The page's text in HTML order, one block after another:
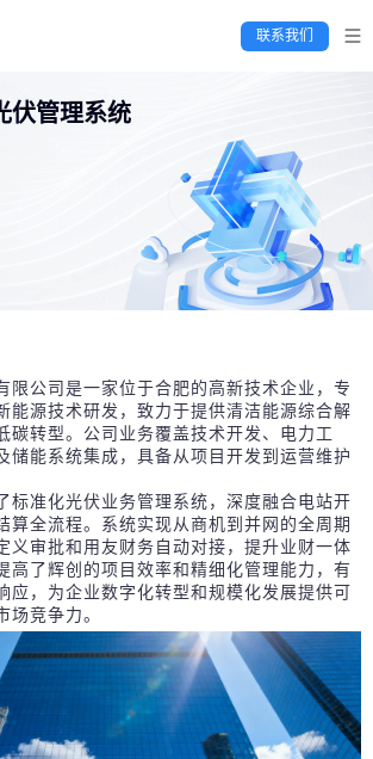
限公司是一家位于合肥的高新技术企业，专
能源技术研发，致力于提供清洁能源综合解
碳转型。公司业务覆盖技术开发、电力工
储能系统集成，具备从项目开发到运营维护
标准化光伏业务管理系统，深度融合电站开
算全流程。系统实现从商机到并网的全周期
义审批和用友财务自动对接，提升业财一体
高了辉创的项目效率和精细化管理能力，有
应，为企业数字化转型和规模化发展提供可
场竞争力。